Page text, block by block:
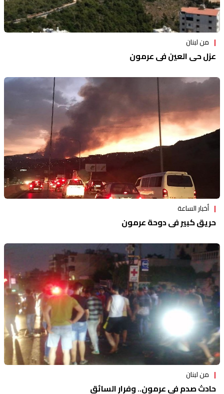
من لبنان
عزل حي العين في عرمون
أخبار الساعة
حريق كبير في دوحة عرمون
من لبنان
حادث صدم في عرمون.. وفرار السائق